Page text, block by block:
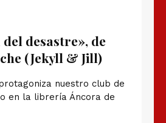
desastre», de
(Jekyll & Jill)
nuestro club de
en la librería Áncora de